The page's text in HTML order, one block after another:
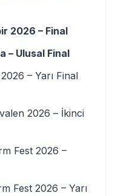
2026 – Final
– Ulusal Final
– Yarı Final
2026 – İkinci
Fest 2026 –
Fest 2026 – Yarı